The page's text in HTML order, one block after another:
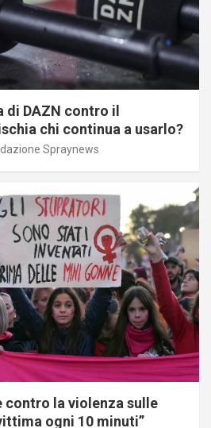
di DAZN contro il
chi continua a usarlo?
Spraynews
contro la violenza sulle
ogni 10 minuti”